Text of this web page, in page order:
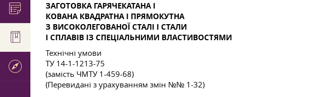
ЗАГОТОВКА ГАРЯЧЕКАТАНА І
КОВАНА КВАДРАТНА І ПРЯМОКУТНА
З ВИСОКОЛЕГОВАНОЇ СТАЛІ І СТАЛИ
І СПЛАВІВ ІЗ СПЕЦІАЛЬНИМИ ВЛАСТИВОСТЯМИ
Технічні умови
ТУ 14-1-1213-75
(замість ЧМТУ 1-459-68)
(Перевидані з урахуванням змін №№ 1-32)